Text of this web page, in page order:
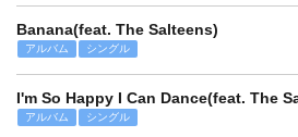
Banana(feat. The Salteens)
アルバム シングル
I'm So Happy I Can Dance(feat. The
アルバム シングル